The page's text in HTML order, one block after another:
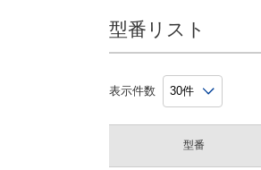
型番リスト
表示件数
型番